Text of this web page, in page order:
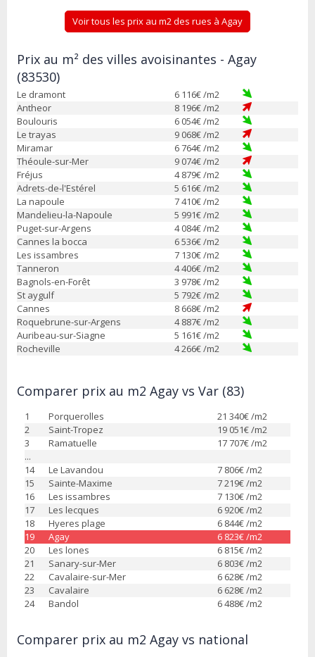
Voir tous les prix au m2 des rues à Agay
Prix au m² des villes avoisinantes - Agay
(83530)
Le dramont 6 116€ /m2
Antheor
8 196€ /m2
Boulouris
6 054€ /m2
Le trayas
9 068€ /m2
Miramar
6 764€ /m2
Théoule-sur-Mer
9 074€ /m2
Fréjus
4 879€ /m2
Adrets-de-l'Estérel
5 616€ /m2
La napoule
7 410€ /m2
Mandelieu-la-Napoule
5 991€ /m2
Puget-sur-Argens
4 084€ /m2
Cannes la bocca
6 536€ /m2
Les issambres
7 130€ /m2
Tanneron
4 406€ /m2
Bagnols-en-Forêt
3 978€ /m2
St aygulf
5 792€ /m2
Cannes
8 668€ /m2
Roquebrune-sur-Argens
4 887€ /m2
Auribeau-sur-Siagne
5 161€ /m2
Rocheville
4 266€ /m2
Comparer prix au m2 Agay vs Var (83)
1 Porquerolles 21 340€ /m2
2
Saint-Tropez 19 051€ /m2
3
Ramatuelle 17 707€ /m2
...
14
Le Lavandou 7 806€ /m2
15
Sainte-Maxime 7 219€ /m2
16
Les issambres 7 130€ /m2
17
Les lecques 6 920€ /m2
18
Hyeres plage 6 844€ /m2
19
Agay 6 823€ /m2
20
Les lones 6 815€ /m2
21
Sanary-sur-Mer 6 803€ /m2
22
Cavalaire-sur-Mer 6 628€ /m2
23
Cavalaire 6 628€ /m2
24
Bandol 6 488€ /m2
Comparer prix au m2 Agay vs national